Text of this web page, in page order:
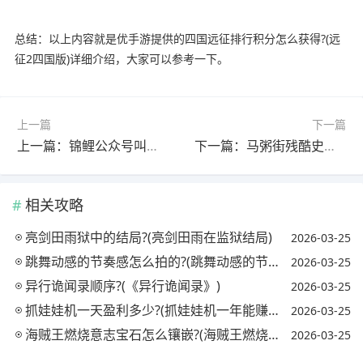
总结：以上内容就是优手游提供的四国远征排行积分怎么获得?(远
征2四国版)详细介绍，大家可以参考一下。
上一篇
上一篇：锦鲤公众号叫什么?(锦鲤网站有哪些)
下一篇
下一篇：马粥街残酷史恩珠结果怎么样了?(马粥街残酷史恩珠怎么消失了)
相关攻略
亮剑田雨狱中的结局?(亮剑田雨在监狱结局) 2026-03-25
跳舞动感的节奏感怎么拍的?(跳舞动感的节奏感怎么拍的视频) 2026-03-25
异行诡闻录顺序?(《异行诡闻录》) 2026-03-25
抓娃娃机一天盈利多少?(抓娃娃机一年能赚多少钱) 2026-03-25
海贼王燃烧意志宝石怎么镶嵌?(海贼王燃烧意志宝石镶嵌攻略) 2026-03-25